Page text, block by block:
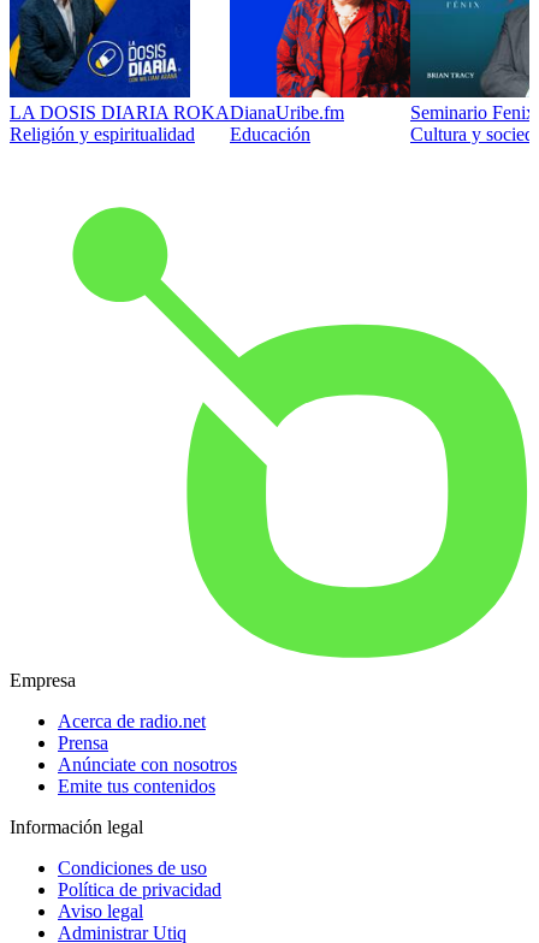
LA DOSIS DIARIA ROKA
Religión y espiritualidad
DianaUribe.fm
Educación
Seminario
Cultura y
Empresa
Acerca de radio.net
Prensa
Anúnciate con nosotros
Emite tus contenidos
Información legal
Condiciones de uso
Política de privacidad
Aviso legal
Administrar Utiq